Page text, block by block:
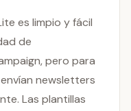
es limpio y fácil
de
pero para
newsletters
Las plantillas